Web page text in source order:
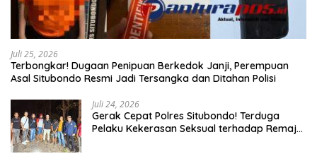
Juli 25, 2026
Terbongkar! Dugaan Penipuan Berkedok Janji, Perempuan
Asal Situbondo Resmi Jadi Tersangka dan Ditahan Polisi
Juli 24, 2026
Gerak Cepat Polres Situbondo! Terduga
Pelaku Kekerasan Seksual terhadap Remaja